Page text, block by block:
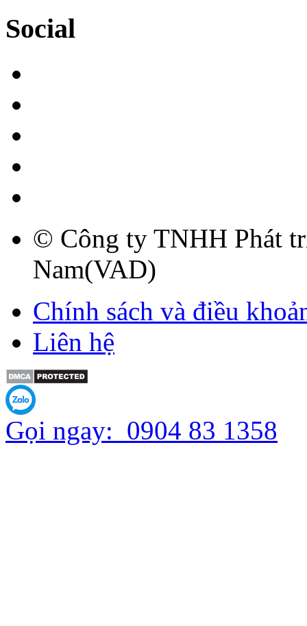
Social
© Công ty TNHH Phát
Nam(VAD)
Chính sách và điều
Liên hệ
Gọi ngay: 0904 83 1358